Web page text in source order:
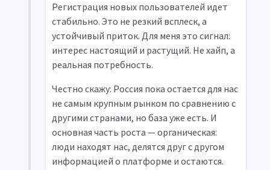
Регистрация новых пользователей идет
стабильно. Это не резкий всплеск, а
устойчивый приток. Для меня это сигнал:
интерес настоящий и растущий. Не хайп, а
реальная потребность.
Честно скажу: Россия пока остается для нас
не самым крупным рынком по сравнению с
другими странами, но база уже есть. И
основная часть роста — органическая:
люди находят нас, делятся друг с другом
информацией о платформе и остаются.